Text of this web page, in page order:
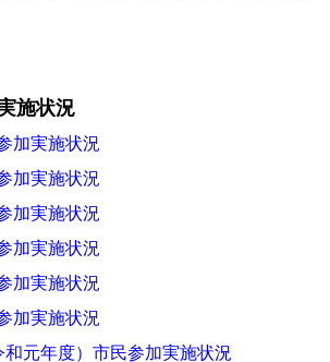
施状況
加実施状況
加実施状況
加実施状況
加実施状況
加実施状況
加実施状況
元年度）市民参加実施状況